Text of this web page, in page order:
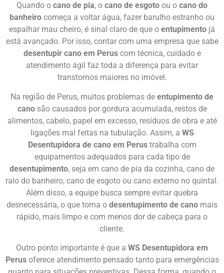
Quando o cano de pia, o cano de esgoto ou o cano do
banheiro começa a voltar água, fazer barulho estranho ou
espalhar mau cheiro, é sinal claro de que o entupimento já
está avançado. Por isso, contar com uma empresa que sabe
desentupir cano em Peruscom técnica, cuidado e
atendimento ágil faz toda a diferença para evitar
transtornos maiores no imóvel.
Na região de Perus, muitos problemas de entupimento de
canosão causados por gordura acumulada, restos de
alimentos, cabelo, papel em excesso, resíduos de obra e até
ligações mal feitas na tubulação. Assim, a WS
Desentupidora de cano em Perustrabalha com
equipamentos adequados para cada tipo de
desentupimento, seja em cano de pia da cozinha, cano de
ralo do banheiro, cano de esgoto ou cano externo no quintal.
Além disso, a equipe busca sempre evitar quebra
desnecessária, o que torna o desentupimento de cano mais
rápido, mais limpo e com menos dor de cabeça para o
cliente.
Outro ponto importante é que a WS Desentupidora em
Perusoferece atendimento pensado tanto para emergências